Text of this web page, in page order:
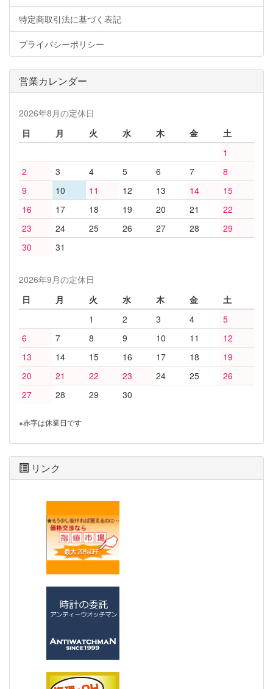
特定商取引法に基づく表記
プライバシーポリシー
営業カレンダー
2026年8月の定休日
日
月 火 水 木 金
土
1
2
3 4 5 6 7
8
9
10 11 12 13 14
15
16
17 18 19 20 21
22
23
24 25 26 27 28
29
30
31
2026年9月の定休日
日
月 火 水 木 金
土
1
2 3 4
5
6
7 8 9 10 11
12
13
14 15 16 17 18
19
20
21 22 23 24 25
26
27
28 29 30
※赤字は休業日です
リンク